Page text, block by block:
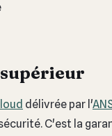
supérieur
délivrée par l'
C'est la